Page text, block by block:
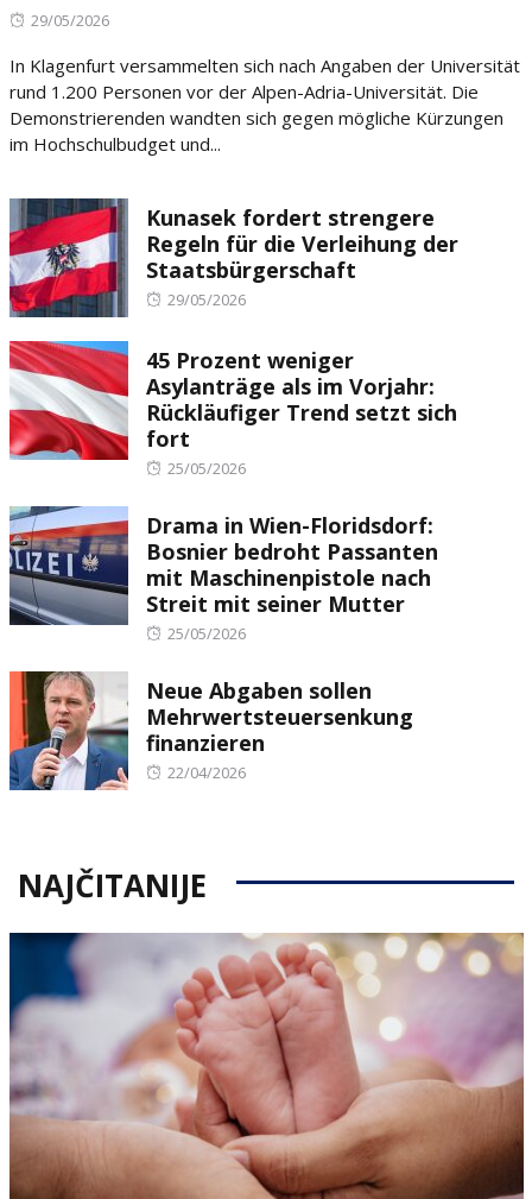
Posted
29/05/2026
In Klagenfurt versammelten sich nach Angaben der Universität
rund 1.200 Personen vor der Alpen-Adria-Universität. Die
Demonstrierenden wandten sich gegen mögliche Kürzungen
im Hochschulbudget und...
Kunasek fordert strengere
Regeln für die Verleihung der
Staatsbürgerschaft
Posted
29/05/2026
45 Prozent weniger
Asylanträge als im Vorjahr:
Rückläufiger Trend setzt sich
fort
Posted
25/05/2026
Drama in Wien-Floridsdorf:
Bosnier bedroht Passanten
mit Maschinenpistole nach
Streit mit seiner Mutter
Posted
25/05/2026
Neue Abgaben sollen
Mehrwertsteuersenkung
finanzieren
Posted
22/04/2026
NAJČITANIJE